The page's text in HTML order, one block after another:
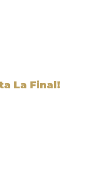
La Final!